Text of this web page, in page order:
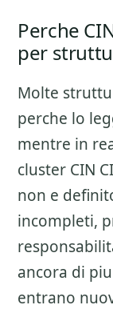
Perche
per
Molte
perche lo
mentre in
cluster CIN
non e
incompleti,
ancora di
entrano